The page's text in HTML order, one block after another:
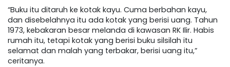
“Buku itu ditaruh ke kotak kayu. Cuma berbahan kayu,
dan disebelahnya itu ada kotak yang berisi uang. Tahun
1973, kebakaran besar melanda di kawasan RK Ilir. Habis
rumah itu, tetapi kotak yang berisi buku silsilah itu
selamat dan malah yang terbakar, berisi uang itu,”
ceritanya.